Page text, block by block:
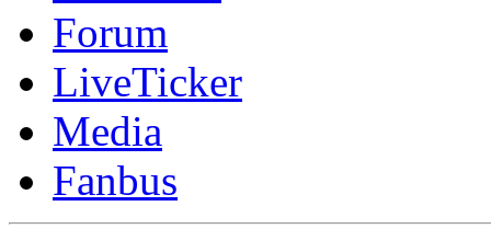
Forum
LiveTicker
Media
Fanbus